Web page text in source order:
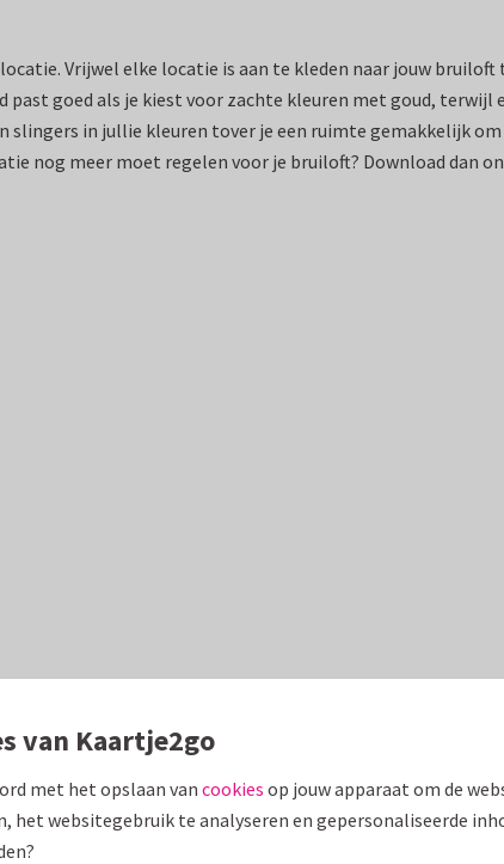
Vrijwel elke locatie is aan te kleden naar jouw
past goed als je kiest voor zachte kleuren met goud,
in jullie kleuren tover je een ruimte gemakkelijk
nog meer moet regelen voor je bruiloft? Download dan
van Kaartje2go
met het opslaan van cookies op jouw apparaat om de
het websitegebruik te analyseren en gepersonaliseerde